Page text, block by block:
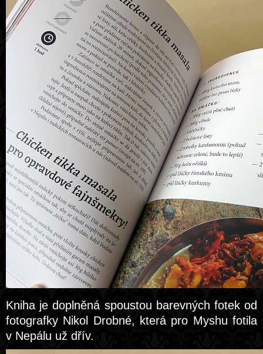
Kniha je doplněná spoustou barevných fotek od
fotografky Nikol Drobné, která pro Myshu fotila
v Nepálu už dřív.